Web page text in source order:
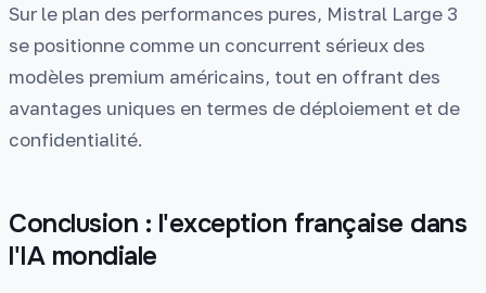
Sur le plan des performances pures, Mistral Large 3
se positionne comme un concurrent sérieux des
modèles premium américains, tout en offrant des
avantages uniques en termes de déploiement et de
confidentialité.
Conclusion : l'exception française dans
l'IA mondiale